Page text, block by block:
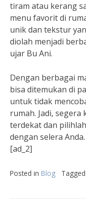
tiram atau kerang
menu favorit di
unik dan tekstur
diolah menjadi
ujar Bu Ani.
Dengan berbagai
bisa ditemukan di
untuk tidak
rumah. Jadi,
terdekat dan
dengan selera
[ad_2]
Posted in Blog Tagged